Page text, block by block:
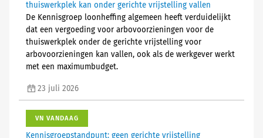
thuiswerkplek kan onder gerichte vrijstelling vallen
De Kennisgroep loonheffing algemeen heeft verduidelijkt
dat een vergoeding voor arbovoorzieningen voor de
thuiswerkplek onder de gerichte vrijstelling voor
arbovoorzieningen kan vallen, ook als de werkgever werkt
met een maximumbudget.
23 juli 2026
VN VANDAAG
Kennisgroepstandpunt: geen gerichte vrijstelling